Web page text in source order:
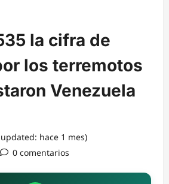
la cifra de
los terremotos
Venezuela
hace 1 mes)
0 comentarios